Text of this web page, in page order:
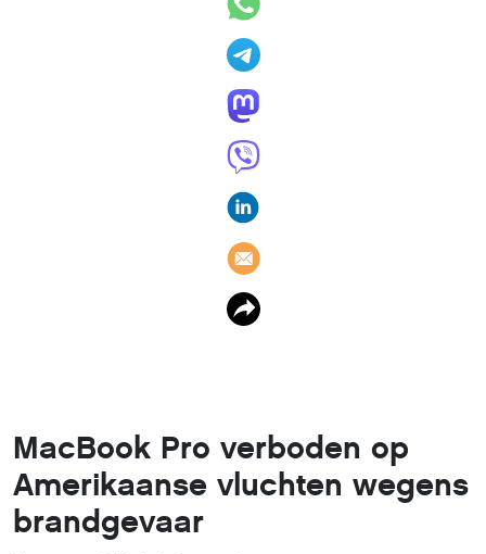
MacBook Pro verboden op
Amerikaanse vluchten wegens
brandgevaar